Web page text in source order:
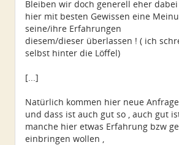
Bleiben wir doch generell eher
hier mit besten Gewissen eine
seine/ihre Erfahrungen
diesem/dieser überlassen ! ( ich
selbst hinter die Löffel)
[...]
Natürlich kommen hier neue
und dass ist auch gut so , auch gut
manche hier etwas Erfahrung bzw
einbringen wollen ,